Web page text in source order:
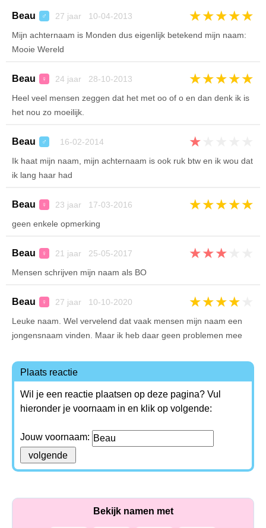
Beau ♂ 27 jaar 10-04-2013 ★★★★★
Mijn achternaam is Monden dus eigenlijk betekend mijn naam:
Mooie Wereld
Beau ♀ 24 jaar 28-10-2013 ★★★★★
Heel veel mensen zeggen dat het met oo of o en dan denk ik is
het nou zo moeilijk.
Beau ♂ 16-02-2014 ★
Ik haat mijn naam, mijn achternaam is ook ruk btw en ik wou dat
ik lang haar had
Beau ♀ 23 jaar 17-03-2016 ★★★★★
geen enkele opmerking
Beau ♀ 21 jaar 25-05-2017 ★★★
Mensen schrijven mijn naam als BO
Beau ♀ 27 jaar 10-10-2020 ★★★★
Leuke naam. Wel vervelend dat vaak mensen mijn naam een
jongensnaam vinden. Maar ik heb daar geen problemen mee
Plaats reactie
Wil je een reactie plaatsen op deze pagina? Vul
hieronder je voornaam in en klik op volgende:
Jouw voornaam:
Bekijk namen met